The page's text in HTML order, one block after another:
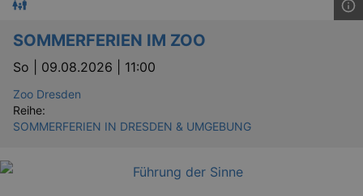
SOMMERFERIEN IM ZOO
So | 09.08.2026 | 11:00
Zoo Dresden
Reihe:
SOMMERFERIEN IN DRESDEN & UMGEBUNG